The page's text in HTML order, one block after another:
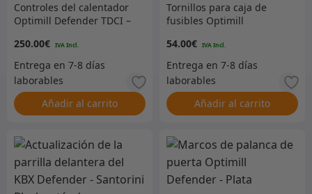
Controles del calentador
Optimill Defender TDCI –
250.00€
Añadir al carrito
Tornillos para caja de
fusibles Optimill
54.00€
Añadir al carrito